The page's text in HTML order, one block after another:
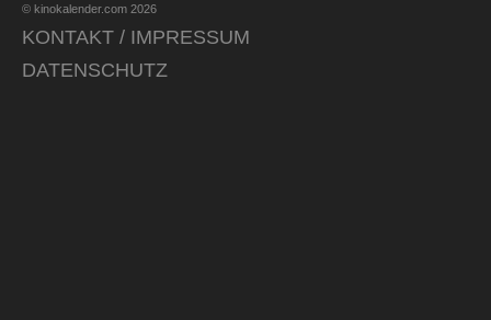
© kinokalender.com 2026
KONTAKT / IMPRESSUM
DATENSCHUTZ